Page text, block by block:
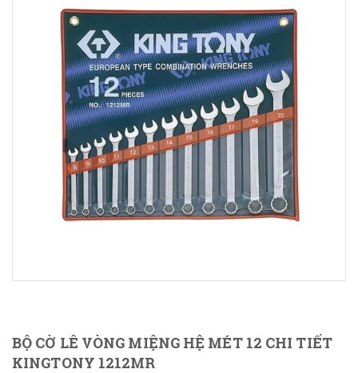
BỘ CỜ LÊ VÒNG MIỆNG HỆ MÉT 12 CHI TIẾT
KINGTONY 1212MR